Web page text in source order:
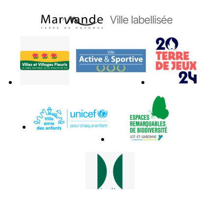
Ville labellisée